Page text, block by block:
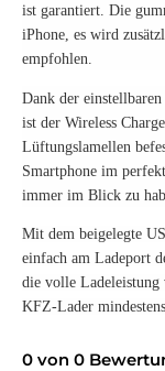
ist garantiert. Die
iPhone, es wird
empfohlen.
Dank der
ist der Wireless
Lüftungslamellen
Smartphone im
immer im Blick zu
Mit dem beigelegte
einfach am Ladeport
die volle Ladeleistung
KFZ-Lader
0 von 0